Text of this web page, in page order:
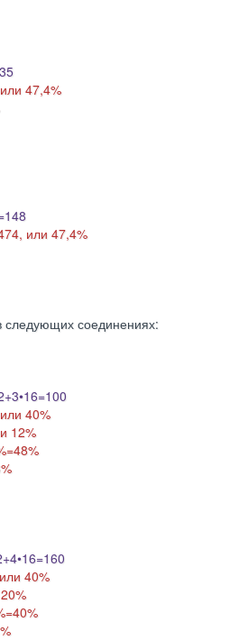
47,4%
или 47,4%
следующих соединениях:
40%
12%
40%